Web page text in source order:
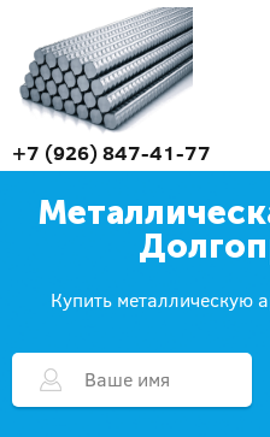
+7 (926) 847-41-77
Купить металлическую